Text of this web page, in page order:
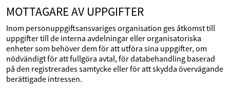
MOTTAGARE AV UPPGIFTER
Inom personuppgiftsansvariges organisation ges åtkomst till
uppgifter till de interna avdelningar eller organisatoriska
enheter som behöver dem för att utföra sina uppgifter, om
nödvändigt för att fullgöra avtal, för databehandling baserad
på den registrerades samtycke eller för att skydda övervägande
berättigade intressen.